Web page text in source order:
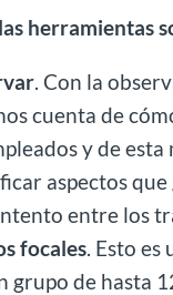
herramientas
. Con la
cuenta de
y de esta
aspectos que
entre los
focales. Esto es
grupo de hasta